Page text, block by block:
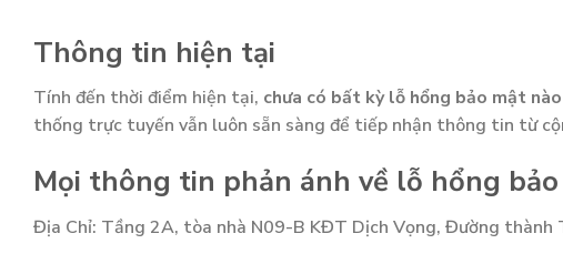
Thông tin hiện tại
Tính đến thời điểm hiện tại, chưa có bất kỳ lỗ hổng bảo mật
thống trực tuyến vẫn luôn sẵn sàng để tiếp nhận thông tin từ
Mọi thông tin phản ánh về lỗ hổng
Địa Chỉ: Tầng 2A, tòa nhà N09-B KĐT Dịch Vọng, Đường thành